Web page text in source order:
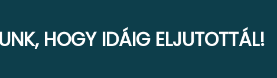
HOGY IDÁIG ELJUTOTTÁL!